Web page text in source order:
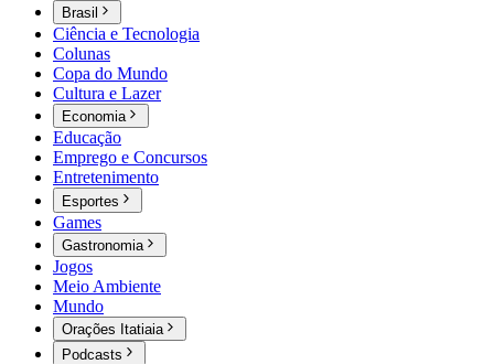
Brasil
Ciência e Tecnologia
Colunas
Copa do Mundo
Cultura e Lazer
Economia
Educação
Emprego e Concursos
Entretenimento
Esportes
Games
Gastronomia
Jogos
Meio Ambiente
Mundo
Orações Itatiaia
Podcasts